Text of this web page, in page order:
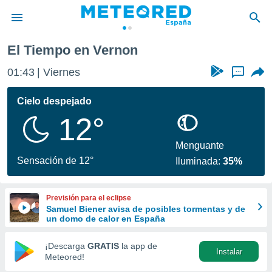
de
por
se
calidad.
a este
las
y
forma
digital
basada
El Tiempo en Vernon
01:43 Viernes ...
Cielo despejado
12°
Sensación de 12°
Menguante
Iluminada:35%
Previsión para el eclipse
Samuel Biener avisa de posibles tormentas y de
un domo de calor en España
¡Descarga GRATIS la app de
Meteored!
Instalar